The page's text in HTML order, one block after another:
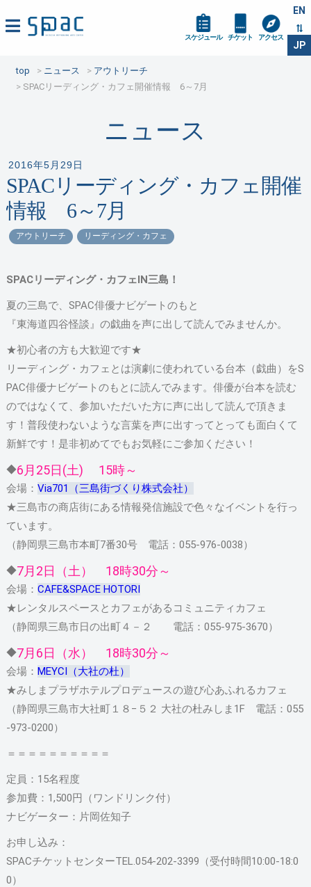
EN
JP
スケジュール チケット アクセス
top ニュース
アウトリーチ
SPACリーディング・カフェ開催情報 6～7月
ニュース
2016年5月29日
SPACリーディング・カフェ開催
情報 6～7月
アウトリーチ リーディング・カフェ
SPACリーディング・カフェIN三島！
夏の三島で、SPAC俳優ナビゲートのもと
『東海道四谷怪談』の戯曲を声に出して読んでみませんか。
★初心者の方も大歓迎です★
リーディング・カフェとは演劇に使われている台本（戯曲）をS
PAC俳優ナビゲートのもとに読んでみます。俳優が台本を読む
のではなくて、参加いただいた方に声に出して読んで頂きま
す！普段使わないような言葉を声に出すってとっても面白くて
新鮮です！是非初めてでもお気軽にご参加ください！
◆6月25日(土) 15時～
会場： Via701（三島街づくり株式会社）
★三島市の商店街にある情報発信施設で色々なイベントを行っ
ています。
（静岡県三島市本町7番30号 電話：055-976-0038）
◆7月2日（土） 18時30分～
会場： CAFE&SPACE HOTORI
★レンタルスペースとカフェがあるコミュニティカフェ
（静岡県三島市日の出町４－２ 電話：055-975-3670）
◆7月6日（水） 18時30分～
会場： MEYCI（大社の杜）
★みしまプラザホテルプロデュースの遊び心あふれるカフェ
（静岡県三島市大社町１８−５２ 大社の杜みしま1F 電話：055
-973-0200）
＝＝＝＝＝＝＝＝＝＝
定員：15名程度
参加費：1,500円（ワンドリンク付）
ナビゲーター：片岡佐知子
お申し込み：
SPACチケットセンターTEL.054-202-3399（受付時間10:00-18:0
0）